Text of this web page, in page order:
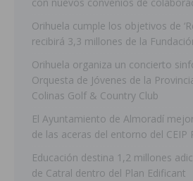
Orihuela cumple los objetivos de
recibirá 3,3 millones de la
Orihuela organiza un concierto
Orquesta de Jóvenes de la
Colinas Golf & Country Club
El Ayuntamiento de Almoradí
de las aceras del entorno del CEIP
Educación destina 1,2 millones
de Catral dentro del Plan Edificant